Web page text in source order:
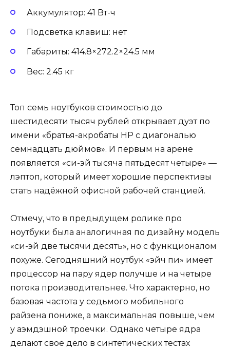
Аккумулятор: 41 Вт-ч
Подсветка клавиш: нет
Габариты: 414.8×272.2×24.5 мм
Вес: 2.45 кг
Топ семь ноутбуков стоимостью до
шестидесяти тысяч рублей открывает дуэт по
имени «братья-акробаты HP с диагональю
семнадцать дюймов». И первым на арене
появляется «си-эй тысяча пятьдесят четыре» —
лэптоп, который имеет хорошие перспективы
стать надёжной офисной рабочей станцией.
Отмечу, что в предыдущем ролике про
ноутбуки была аналогичная по дизайну модель
«си-эй две тысячи десять», но с функционалом
похуже. Сегодняшний ноутбук «эйч пи» имеет
процессор на пару ядер получше и на четыре
потока производительнее. Что характерно, но
базовая частота у седьмого мобильного
райзена пониже, а максимальная повыше, чем
у аэмдэшной троечки. Однако четыре ядра
делают свое дело в синтетических тестах